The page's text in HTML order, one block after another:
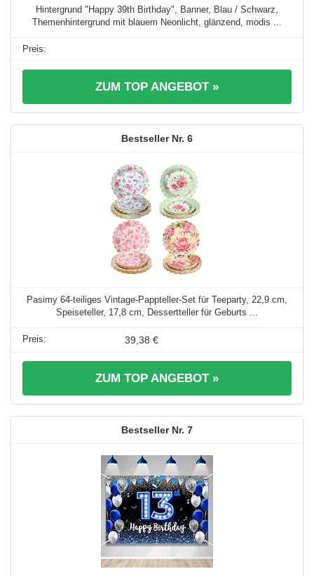
Hintergrund "Happy 39th Birthday", Banner, Blau / Schwarz,
Themenhintergrund mit blauem Neonlicht, glänzend, modis ...
ZUM TOP ANGEBOT »
6
Pasimy 64-teiliges Vintage-Pappteller-Set für Teeparty, 22,9 cm,
Speiseteller, 17,8 cm, Dessertteller für Geburts ...
39,38 €
ZUM TOP ANGEBOT »
7